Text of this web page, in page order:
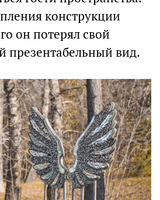
конструкции
он потерял свой
презентабельный вид.